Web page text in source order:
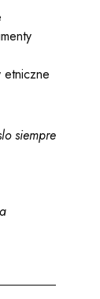
etniczne
siempre